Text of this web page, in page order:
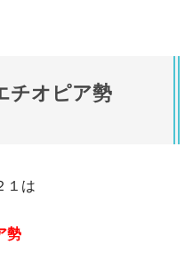
チオピア勢
１は
勢